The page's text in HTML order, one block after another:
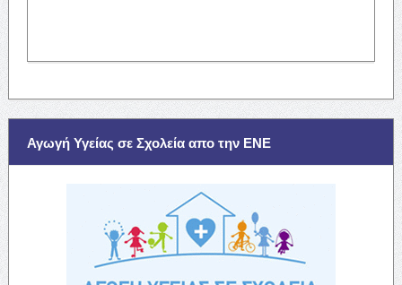
Αγωγή Υγείας σε Σχολεία απο την ΕΝΕ